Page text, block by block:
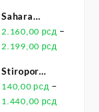
Sahara
Maxidecor
1L
2.160,00 рсд –
2.199,00 рсд
Stiropor
Jubizol EPS
F-WO
140,00рсд –
1.440,00 рсд